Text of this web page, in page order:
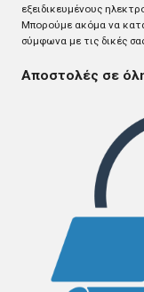
εξειδικευμένους
Mπορούμε ακόμα να
σύμφωνα με τις δικές
Αποστολές σε